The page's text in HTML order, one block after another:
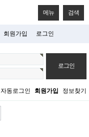
메뉴 검색
회원가입 로그인
자동로그인 회원가입 정보찾기